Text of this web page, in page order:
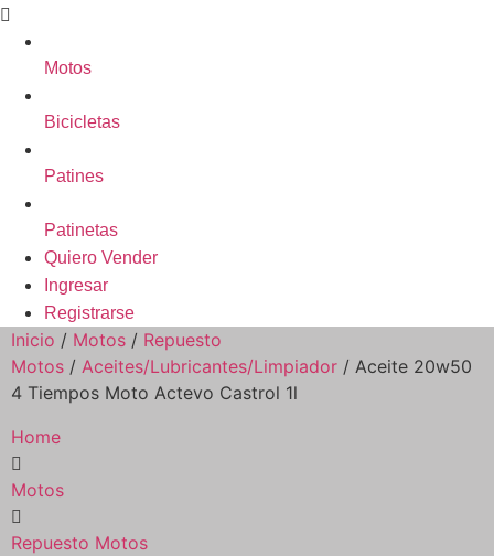
Motos
Bicicletas
Patines
Patinetas
Quiero Vender
Ingresar
Registrarse
Inicio / Motos / Repuesto
Motos / Aceites/Lubricantes/Limpiador / Aceite 20w50
4 Tiempos Moto Actevo Castrol 1l
Home
Motos
Repuesto Motos